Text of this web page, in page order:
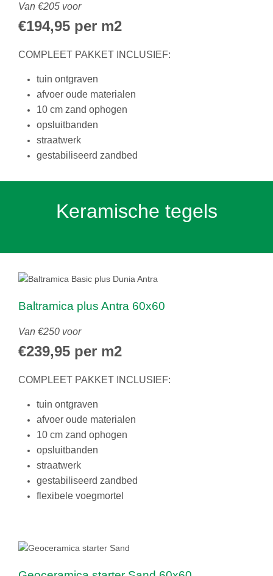
Van €205 voor
€194,95 per m2
COMPLEET PAKKET INCLUSIEF:
tuin ontgraven
afvoer oude materialen
10 cm zand ophogen
opsluitbanden
straatwerk
gestabiliseerd zandbed
Keramische tegels
Baltramica plus Antra 60x60
Van €250 voor
€239,95 per m2
COMPLEET PAKKET INCLUSIEF:
tuin ontgraven
afvoer oude materialen
10 cm zand ophogen
opsluitbanden
straatwerk
gestabiliseerd zandbed
flexibele voegmortel